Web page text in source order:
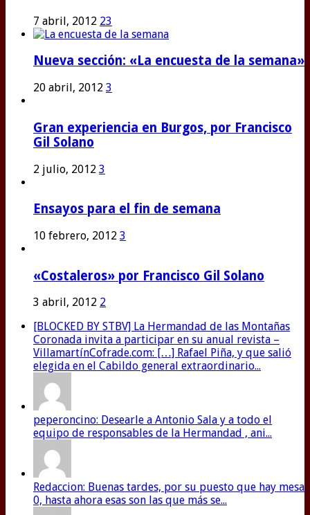
7 abril, 2012 23
Nueva sección: «La encuesta de la semana»
20 abril, 2012 3
Gran experiencia en Burgos, por Francisco
Gil Solano
2 julio, 2012 3
Ensayos para el fin de semana
10 febrero, 2012 3
«Costaleros» por Francisco Gil Solano
3 abril, 2012 2
[BLOCKED BY STBV] La Hermandad de las Montañas
Coronada invita a participar en su anual revista –
VillamartínCofrade.com: […] Rafael Piña, y que salió
elegida en el Cabildo general extraordinario...
peperoncino: Desearle a Antonio Sala y a todo el
equipo de responsables de la Hermandad , ani...
Redaccion: Buenas tardes, por su puesto que hay mesa
0, hasta ahora esas son las que más se...